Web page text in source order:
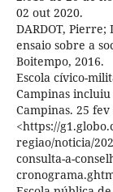
02 out 2020.
DARDOT,
ensaio sobre a
Boitempo, 2016.
Escola cívico-
Campinas
Campinas. 25
<https://
regiao/noticia/
consulta-a-